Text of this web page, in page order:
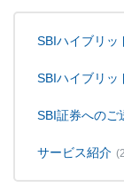
SBIハイブリッ
SBIハイブリッ
SBI証券へのご
サービス紹介